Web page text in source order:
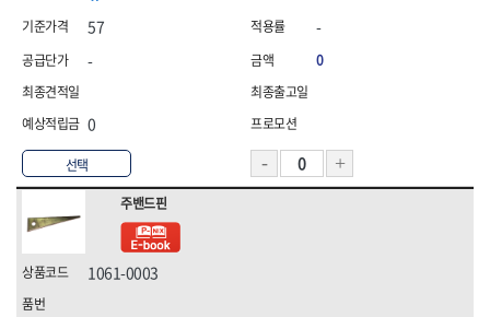
선택
57
-
0
-
0
주밴드핀
1061-0003